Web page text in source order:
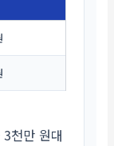
천만 원대